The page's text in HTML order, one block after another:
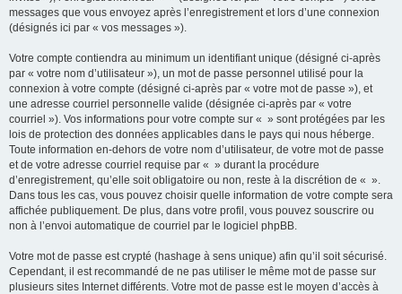
messages que vous envoyez après l’enregistrement et lors d’une connexion
(désignés ici par « vos messages »).
Votre compte contiendra au minimum un identifiant unique (désigné ci-après
par « votre nom d’utilisateur »), un mot de passe personnel utilisé pour la
connexion à votre compte (désigné ci-après par « votre mot de passe »), et
une adresse courriel personnelle valide (désignée ci-après par « votre
courriel »). Vos informations pour votre compte sur « » sont protégées par les
lois de protection des données applicables dans le pays qui nous héberge.
Toute information en-dehors de votre nom d’utilisateur, de votre mot de passe
et de votre adresse courriel requise par « » durant la procédure
d’enregistrement, qu’elle soit obligatoire ou non, reste à la discrétion de « ».
Dans tous les cas, vous pouvez choisir quelle information de votre compte sera
affichée publiquement. De plus, dans votre profil, vous pouvez souscrire ou
non à l’envoi automatique de courriel par le logiciel phpBB.
Votre mot de passe est crypté (hashage à sens unique) afin qu’il soit sécurisé.
Cependant, il est recommandé de ne pas utiliser le même mot de passe sur
plusieurs sites Internet différents. Votre mot de passe est le moyen d’accès à